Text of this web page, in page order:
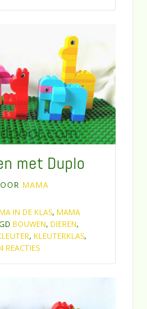
met Duplo
MAMA
IN DE KLAS, MAMA
BOUWEN, DIEREN,
, KLEUTERKLAS,
4 REACTIES